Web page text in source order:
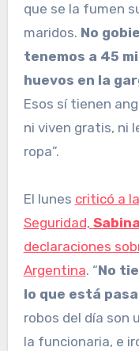
que se la fumen
maridos. No
tenemos a 45
huevos en la
Esos sí tienen
ni viven gratis, ni
ropa”.
El lunes criticó a
Seguridad,
declaraciones
Argentina. “No
lo que está
robos del día son
la funcionaria, e